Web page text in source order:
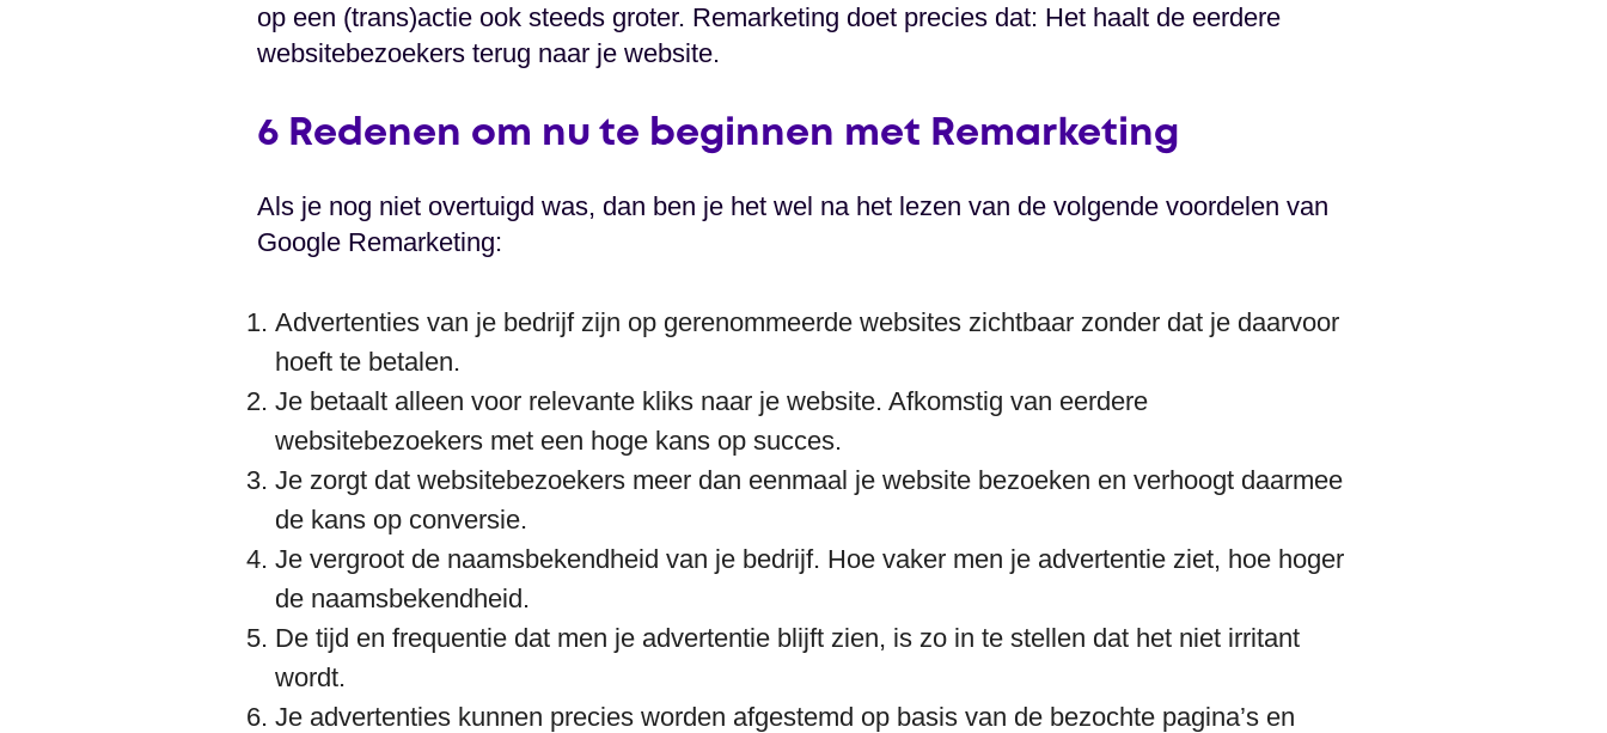
op een (trans)actie ook steeds groter. Remarketing doet precies dat: Het haalt de eerdere
websitebezoekers terug naar je website.
6 Redenen om nu te beginnen met Remarketing
Als je nog niet overtuigd was, dan ben je het wel na het lezen van de volgende voordelen van
Google Remarketing:
Advertenties van je bedrijf zijn op gerenommeerde websites zichtbaar zonder dat je daarvoor
hoeft te betalen.
Je betaalt alleen voor relevante kliks naar je website. Afkomstig van eerdere
websitebezoekers met een hoge kans op succes.
Je zorgt dat websitebezoekers meer dan eenmaal je website bezoeken en verhoogt daarmee
de kans op conversie.
Je vergroot de naamsbekendheid van je bedrijf. Hoe vaker men je advertentie ziet, hoe hoger
de naamsbekendheid.
De tijd en frequentie dat men je advertentie blijft zien, is zo in te stellen dat het niet irritant
wordt.
Je advertenties kunnen precies worden afgestemd op basis van de bezochte pagina’s en